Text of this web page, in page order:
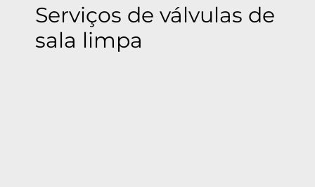
Serviços de válvulas de
sala limpa